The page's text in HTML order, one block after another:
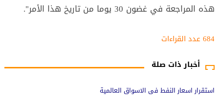
أخبار ذات صلة
استقرار اسعار النفط فى الاسواق العالمية
هذه المراجعة في غضون 30 يوما من تاريخ هذا الأمر".
684 عدد القراءات‌‌